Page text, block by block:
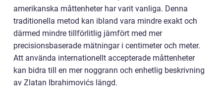
amerikanska måttenheter har varit vanliga. Denna
traditionella metod kan ibland vara mindre exakt och
därmed mindre tillförlitlig jämfört med mer
precisionsbaserade mätningar i centimeter och meter.
Att använda internationellt accepterade måttenheter
kan bidra till en mer noggrann och enhetlig beskrivning
av Zlatan Ibrahimovićs längd.